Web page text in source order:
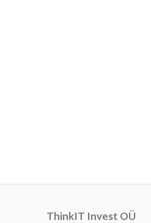
ThinkIT Invest OÜ